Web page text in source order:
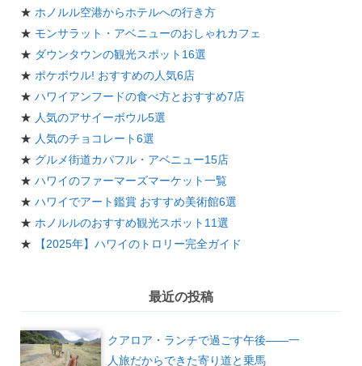
★ ホノルル空港からホテルへの行き方
★ モンサラット・アベニューのおしゃれカフェ
★ ダウンタウンの観光スポット16選
★ ポケボウル! おすすめの人気6店
★ ハワイアンフードの食べ方とおすすめ7店
★ 人気のアサイーボウル5選
★ 人気のチョコレート6選
★ グルメ街道カパフル・アベニュー15店
★ ハワイのファーマーズマーケット一覧
★ ハワイでアート鑑賞 おすすめ美術館6選
★ ホノルルのおすすめ観光スポット11選
★
【2025年】ハワイのトロリー完全ガイド
最近の投稿
クアロア・ランチで過ごす午後——一
人旅だからできた寄り道と乗馬